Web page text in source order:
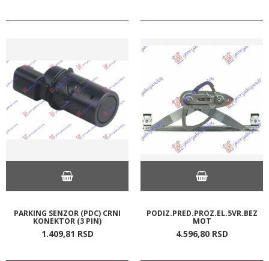
PARKING SENZOR (PDC) CRNI
KONEKTOR (3 PIN)
1.409,81 RSD
PODIZ.PRED.PROZ.EL.5VR.BEZ
MOT
4.596,80 RSD